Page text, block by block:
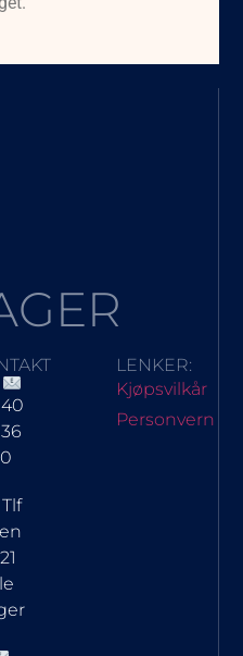
40
Tlf
LENKER:
Kjøpsvilkår
Personvern